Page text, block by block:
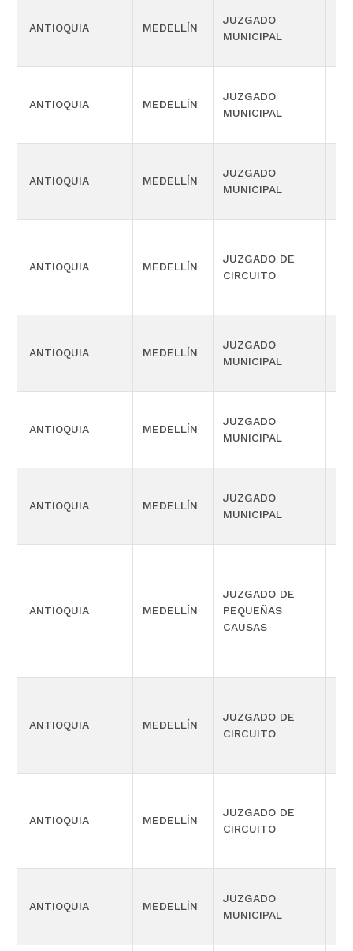
ANTIOQUIA MEDELLÍN
JUZGADO
MUNICIPAL
ANTIOQUIA MEDELLÍN
JUZGADO
MUNICIPAL
ANTIOQUIA MEDELLÍN
JUZGADO
MUNICIPAL
ANTIOQUIA MEDELLÍN
JUZGADO DE
CIRCUITO
ANTIOQUIA MEDELLÍN
JUZGADO
MUNICIPAL
ANTIOQUIA MEDELLÍN
JUZGADO
MUNICIPAL
ANTIOQUIA MEDELLÍN
JUZGADO
MUNICIPAL
ANTIOQUIA MEDELLÍN
JUZGADO DE
PEQUEÑAS
CAUSAS
ANTIOQUIA MEDELLÍN
JUZGADO DE
CIRCUITO
ANTIOQUIA MEDELLÍN
JUZGADO DE
CIRCUITO
ANTIOQUIA MEDELLÍN
JUZGADO
MUNICIPAL